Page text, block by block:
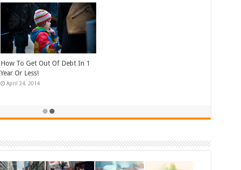
How To Get Out Of Debt In 1
Year Or Less!
April 24, 2014